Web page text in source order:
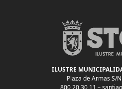
ILUSTRE
Plaza de Armas S/
800 20 30 11 –